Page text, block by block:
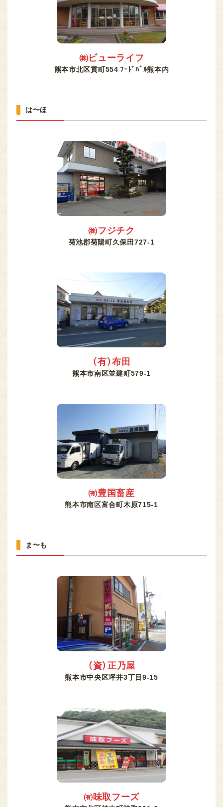
㈱ビューライフ
熊本市北区貢町554 ﾌｰﾄﾞﾊﾟﾙ熊本内
は〜ほ
㈱フジチク
菊池郡菊陽町久保田727-1
（有）布田
熊本市南区並建町579-1
㈲豊国畜産
熊本市南区富合町木原715-1
ま〜も
（資）正乃屋
熊本市中央区坪井3丁目9-15
㈲味取フーズ